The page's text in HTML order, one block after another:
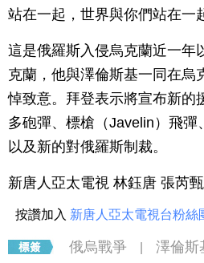
站在一起，世界與你們站在一
這是俄羅斯入侵烏克蘭近一年
克蘭，他與澤倫斯基一同在烏
悼致意。拜登表示將宣布新的
多砲彈、標槍（Javelin）飛彈
以及新的對俄羅斯制裁。
新唐人亞太電視 林鈺唐 張芮
按讚加入 新唐人亞太電視台粉絲
俄烏戰爭 澤倫斯